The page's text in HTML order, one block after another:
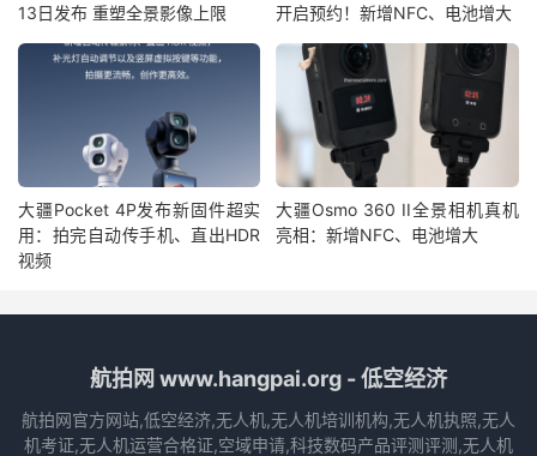
13日发布 重塑全景影像上限
开启预约！新增NFC、电池增大
大疆Pocket 4P发布新固件超实
用：拍完自动传手机、直出HDR
视频
大疆Osmo 360 II全景相机真机
亮相：新增NFC、电池增大
航拍网 www.hangpai.org - 低空经济
航拍网官方网站,低空经济,无人机,无人机培训机构,无人机执照,无人
机考证,无人机运营合格证,空域申请,科技数码产品评测评测,无人机